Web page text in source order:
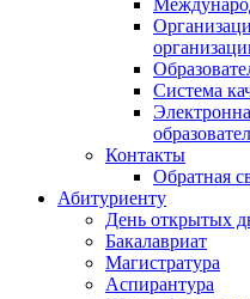
Система
Контакты
Обратная
Абитуриенту
День открытых
Бакалавриат
Магистратура
Аспирантура